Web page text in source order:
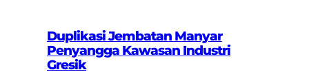
Duplikasi Jembatan Manyar
Penyangga Kawasan Industri
Gresik